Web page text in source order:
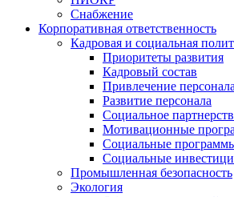
Снабжение
Корпоративная ответственность
Кадровая и социальная
Приоритеты развития
Кадровый состав
Привлечение персонала
Развитие персонала
Социальное
Мотивационные
Социальные
Социальные
Промышленная безопасность
Экология